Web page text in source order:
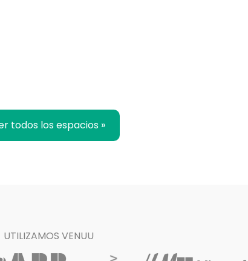
todos los espacios »
UTILIZAMOS VENUU